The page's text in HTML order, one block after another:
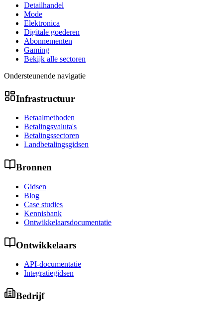
Detailhandel
Mode
Elektronica
Digitale goederen
Abonnementen
Gaming
Bekijk alle sectoren
Ondersteunende navigatie
Infrastructuur
Betaalmethoden
Betalingsvaluta's
Betalingssectoren
Landbetalingsgidsen
Bronnen
Gidsen
Blog
Case studies
Kennisbank
Ontwikkelaarsdocumentatie
Ontwikkelaars
API-documentatie
Integratiegidsen
Bedrijf